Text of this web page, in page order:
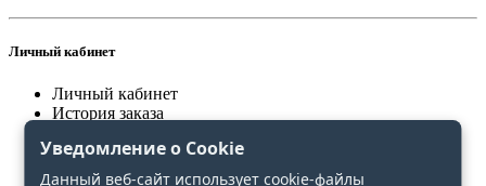
Личный кабинет
Личный кабинет
История заказа
Сравнение
Уведомление о Cookie
Данный веб-сайт использует cookie-файлы